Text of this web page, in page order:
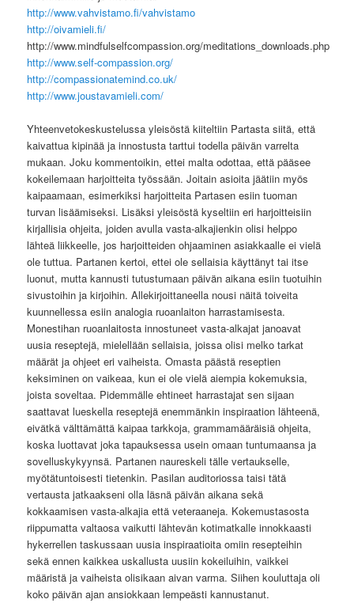
http://www.vahvistamo.fi/vahvistamo
http://oivamieli.fi/
http://www.mindfulselfcompassion.org/meditations_downloads.php
http://www.self-compassion.org/
http://compassionatemind.co.uk/
http://www.joustavamieli.com/
Yhteenvetokeskustelussa yleisöstä kiiteltiin Partasta siitä, että
kaivattua kipinää ja innostusta tarttui todella päivän varrelta
mukaan. Joku kommentoikin, ettei malta odottaa, että pääsee
kokeilemaan harjoitteita työssään. Joitain asioita jäätiin myös
kaipaamaan, esimerkiksi harjoitteita Partasen esiin tuoman
turvan lisäämiseksi. Lisäksi yleisöstä kyseltiin eri harjoitteisiin
kirjallisia ohjeita, joiden avulla vasta-alkajienkin olisi helppo
lähteä liikkeelle, jos harjoitteiden ohjaaminen asiakkaalle ei vielä
ole tuttua. Partanen kertoi, ettei ole sellaisia käyttänyt tai itse
luonut, mutta kannusti tutustumaan päivän aikana esiin tuotuihin
sivustoihin ja kirjoihin. Allekirjoittaneella nousi näitä toiveita
kuunnellessa esiin analogia ruoanlaiton harrastamisesta.
Monestihan ruoanlaitosta innostuneet vasta-alkajat janoavat
uusia reseptejä, mielellään sellaisia, joissa olisi melko tarkat
määrät ja ohjeet eri vaiheista. Omasta päästä reseptien
keksiminen on vaikeaa, kun ei ole vielä aiempia kokemuksia,
joista soveltaa. Pidemmälle ehtineet harrastajat sen sijaan
saattavat lueskella reseptejä enemmänkin inspiraation lähteenä,
eivätkä välttämättä kaipaa tarkkoja, grammamääräisiä ohjeita,
koska luottavat joka tapauksessa usein omaan tuntumaansa ja
sovelluskykyynsä. Partanen naureskeli tälle vertaukselle,
myötätuntoisesti tietenkin. Pasilan auditoriossa taisi tätä
vertausta jatkaakseni olla läsnä päivän aikana sekä
kokkaamisen vasta-alkajia että veteraaneja. Kokemustasosta
riippumatta valtaosa vaikutti lähtevän kotimatkalle innokkaasti
hykerrellen taskussaan uusia inspiraatioita omiin resepteihin
sekä ennen kaikkea uskallusta uusiin kokeiluihin, vaikkei
määristä ja vaiheista olisikaan aivan varma. Siihen kouluttaja oli
koko päivän ajan ansiokkaan lempeästi kannustanut.